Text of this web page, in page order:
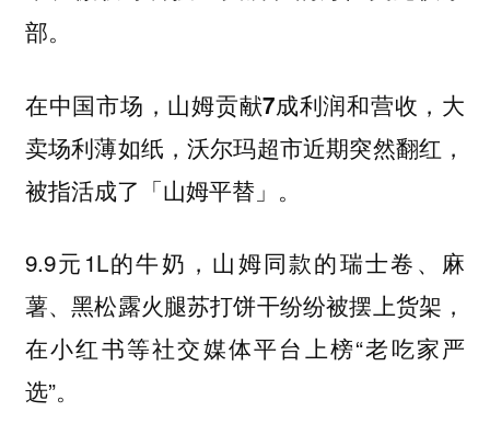
部。
在中国市场，山姆贡献7成利润和营收，大
卖场利薄如纸，沃尔玛超市近期突然翻红，
被指活成了「山姆平替」。
9.9元1L的牛奶，山姆同款的瑞士卷、麻
薯、黑松露火腿苏打饼干纷纷被摆上货架，
在小红书等社交媒体平台上榜“老吃家严
选”。